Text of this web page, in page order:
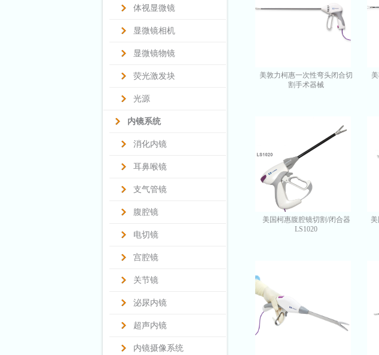
体视显微镜
显微镜相机
显微镜物镜
荧光激发块
光源
内镜系统
消化内镜
耳鼻喉镜
支气管镜
腹腔镜
电切镜
宫腔镜
关节镜
泌尿内镜
超声内镜
内镜摄像系统
美敦力柯惠一次性弯头闭合切
割手术器械
美国柯惠腹腔镜切割/闭合器
LS1020